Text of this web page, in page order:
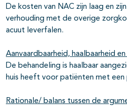
De kosten van NAC zijn laag en
verhouding met de overige
acuut leverfalen.
Aanvaardbaarheid, haalbaarheid
De behandeling is haalbaar
huis heeft voor patiënten met
Rationale/ balans tussen de